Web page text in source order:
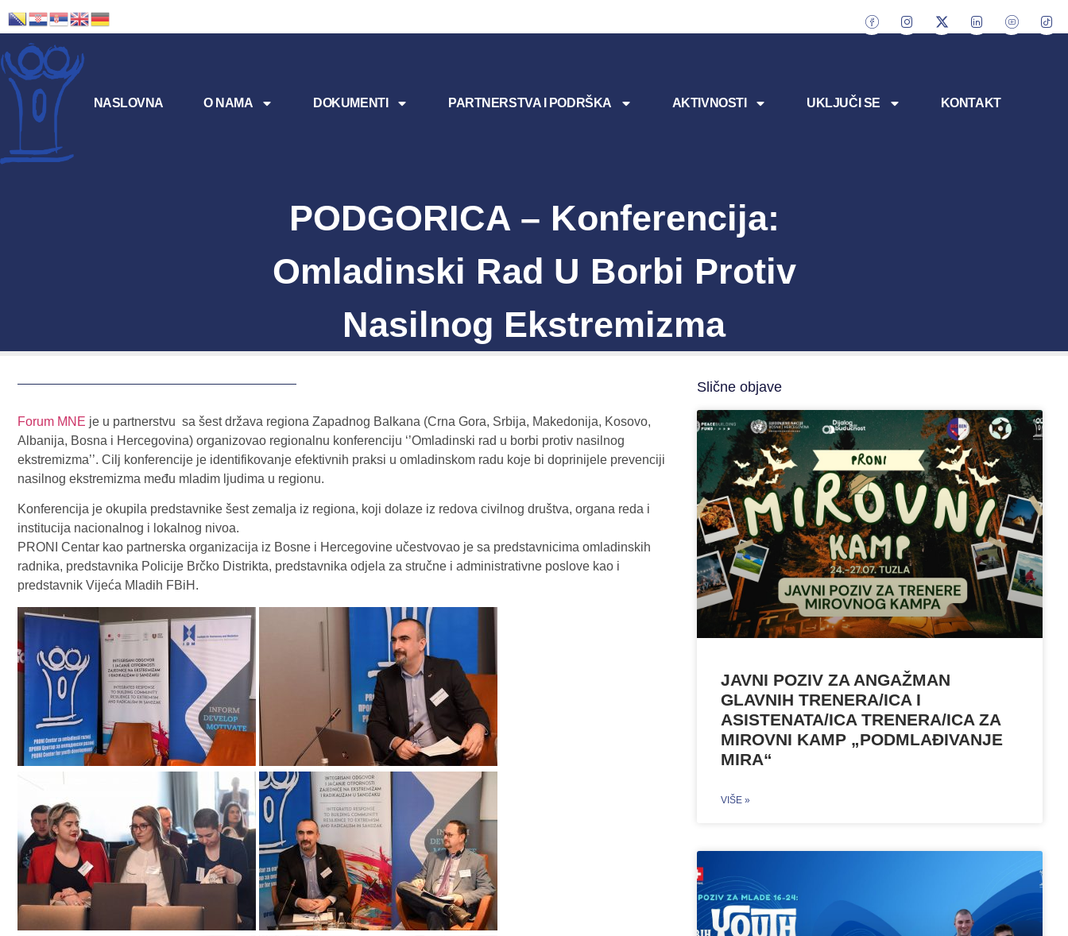
NASLOVNA O NAMA DOKUMENTI PARTNERSTVA I PODRŠKA AKTIVNOSTI UKLJUČI SE KONTAKT
PODGORICA – Konferencija:
Omladinski Rad U Borbi Protiv
Nasilnog Ekstremizma
Forum MNE je u partnerstvu sa šest država regiona Zapadnog Balkana (Crna Gora, Srbija, Makedonija, Kosovo,
Albanija, Bosna i Hercegovina) organizovao regionalnu konferenciju ‘’Omladinski rad u borbi protiv nasilnog
ekstremizma’’. Cilj konferencije je identifikovanje efektivnih praksi u omladinskom radu koje bi doprinijele prevenciji
nasilnog ekstremizma među mladim ljudima u regionu.
Konferencija je okupila predstavnike šest zemalja iz regiona, koji dolaze iz redova civilnog društva, organa reda i
institucija nacionalnog i lokalnog nivoa.
PRONI Centar kao partnerska organizacija iz Bosne i Hercegovine učestvovao je sa predstavnicima omladinskih
radnika, predstavnika Policije Brčko Distrikta, predstavnika odjela za stručne i administrativne poslove kao i
predstavnik Vijeća Mladih FBiH.
Slične objave
JAVNI POZIV ZA ANGAŽMAN
GLAVNIH TRENERA/ICA I
ASISTENATA/ICA TRENERA/ICA ZA
MIROVNI KAMP „PODMLAĐIVANJE
MIRA“
VIŠE »